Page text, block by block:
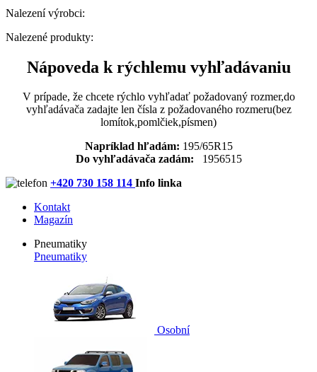
Nalezení výrobci:
Nalezené produkty:
Nápoveda k rýchlemu vyhľadávaniu
V prípade, že chcete rýchlo vyhľadať požadovaný rozmer,do
vyhľadávača zadajte len čísla z požadovaného rozmeru(bez
lomítok,pomlčiek,písmen)
Napríklad hľadám: 195/65R15
Do vyhľadávača zadám: 1956515
+420 730 158 114 Info linka
Kontakt
Magazín
Pneumatiky
Pneumatiky
Osobní